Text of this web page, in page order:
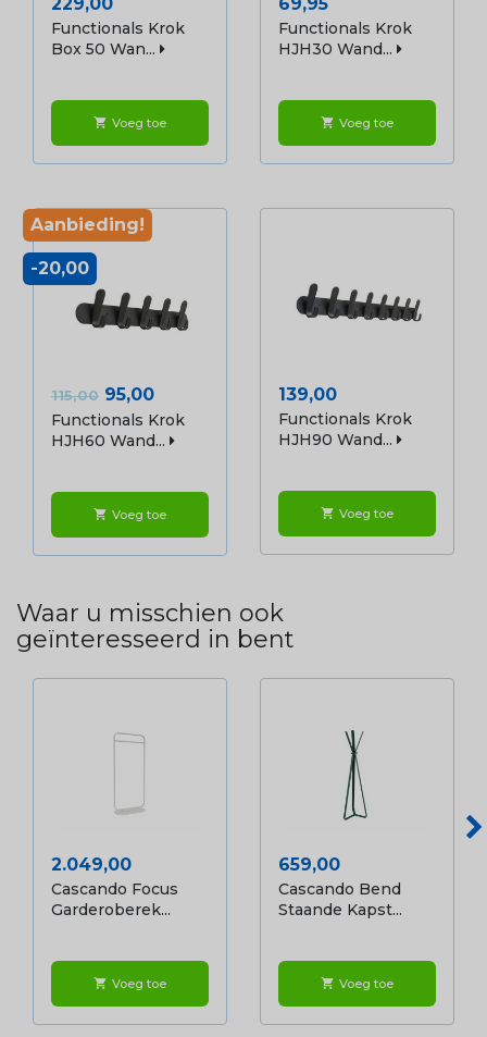
Functionals Krok
Box 50 Wan...
shopping_cart Voeg toe
Functionals Krok
HJH30 Wand...
shopping_cart Voeg toe
Normale
prijs
115,00 Prijs
95,00
Functionals Krok
HJH60 Wand...
shopping_cart Voeg toe
Aanbieding!
-20,00
Prijs
139,00
Functionals Krok
HJH90 Wand...
shopping_cart Voeg toe
Waar u misschien ook
geïnteresseerd in bent
Prijs
2.049,00
Cascando Focus
Garderoberek...
shopping_cart Voeg toe
Prijs
659,00
Cascando Bend
Staande Kapst...
shopping_cart Voeg toe